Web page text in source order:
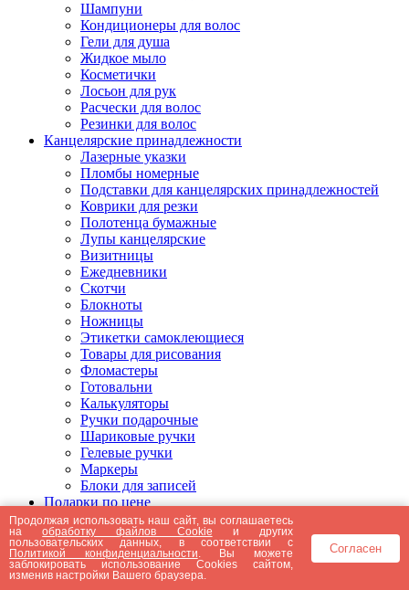
Шампуни
Кондиционеры для волос
Гели для душа
Жидкое мыло
Косметички
Лосьон для рук
Расчески для волос
Резинки для волос
Канцелярские принадлежности
Лазерные указки
Пломбы номерные
Подставки для канцелярских принадлежностей
Коврики для резки
Полотенца бумажные
Лупы канцелярские
Визитницы
Ежедневники
Скотчи
Блокноты
Ножницы
Этикетки самоклеющиеся
Товары для рисования
Фломастеры
Готовальни
Калькуляторы
Ручки подарочные
Шариковые ручки
Гелевые ручки
Маркеры
Блоки для записей
Подарки по цене
Подарки от 5000 рублей
Подарки до 5000 рублей
Подарки до 3000 рублей
Подарки до 2000 рублей
Подарки до 1000 рублей
Продолжая использовать наш сайт, вы соглашаетесь
наобработку файлов Cookie и других
пользовательских данных, в соответствии с
Политикой конфиденциальности . Вы можете
заблокировать использование Cookies сайтом,
изменив настройки Вашего браузера.
Согласен